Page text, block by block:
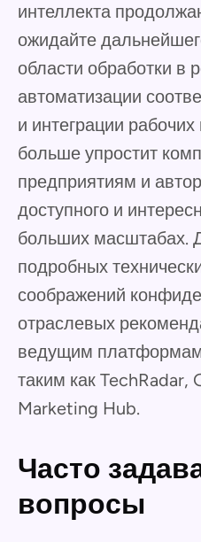
интеллекта
ожидайте
области обработки в
автоматизации
и интеграции
больше упростит
предприятиям и
доступного и
больших масштабах.
подробных
соображений
отраслевых
ведущим
таким как
Marketing Hub.
Часто
вопросы